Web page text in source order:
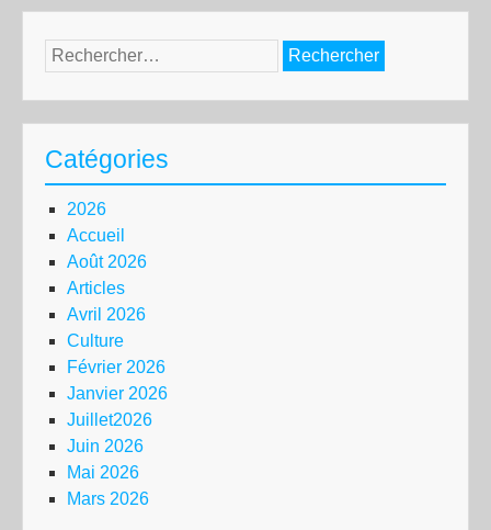
Rechercher :
Catégories
2026
Accueil
Août 2026
Articles
Avril 2026
Culture
Février 2026
Janvier 2026
Juillet2026
Juin 2026
Mai 2026
Mars 2026